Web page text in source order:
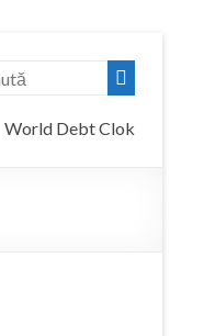
World Debt Clok